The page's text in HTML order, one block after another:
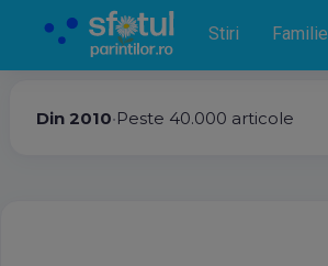
Stiri Familie
Din 2010•Peste 40.000 articole